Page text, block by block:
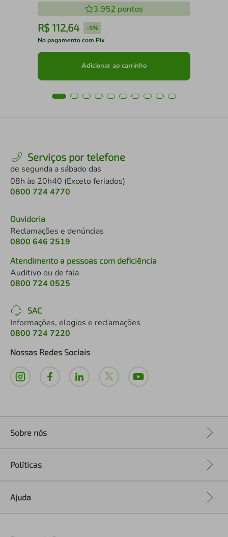
3.952 pontos
R$ 112,64 -5%
No pagamento com Pix
Adicionar ao carrinho
Serviços por telefone
de segunda a sábado das
08h às 20h40 (Exceto feriados)
0800 724 4770
Ouvidoria
Reclamações e denúncias
0800 646 2519
Atendimento a pessoas com deficiência
Auditivo ou de fala
0800 724 0525
SAC
Informações, elogios e reclamações
0800 724 7220
Nossas Redes Sociais
Sobre nós
Políticas
Ajuda